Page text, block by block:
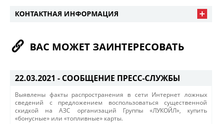
КОНТАКТНАЯ ИНФОРМАЦИЯ
ВАС МОЖЕТ ЗАИНТЕРЕСОВАТЬ
22.03.2021 - СООБЩЕНИЕ ПРЕСС-СЛУЖБЫ
Выявлены факты распространения в сети Интернет ложных
сведений с предложением воспользоваться существенной
скидкой на АЗС организаций Группы «ЛУКОЙЛ», купить
«бонусные» или «топливные» карты.​​